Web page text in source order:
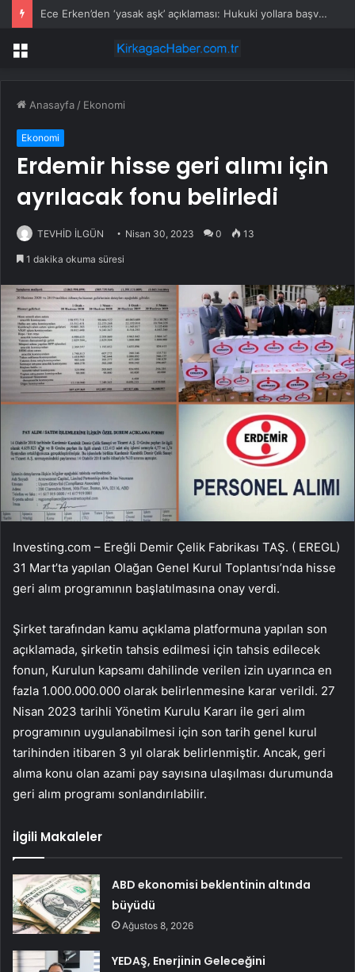
Ece Erken’den ‘yasak aşk’ açıklaması: Hukuki yollara başvuruyor
Menü
Anasayfa / Ekonomi
Ekonomi
Erdemir hisse geri alımı için
ayrılacak fonu belirledi
TEVHİD İLGÜN Nisan 30, 2023 0 13
1 dakika okuma süresi
Investing.com – Ereğli Demir Çelik Fabrikası TAŞ. ( EREGL)
31 Mart’ta yapılan Olağan Genel Kurul Toplantısı’nda hisse
geri alım programının başlatılmasına onay verdi.
Şirket tarafından kamu açıklama platformuna yapılan son
açıklamada, şirketin tahsis edilmesi için tahsis edilecek
fonun, Kurulun kapsamı dahilinde verilen izin uyarınca en
fazla 1.000.000.000 olarak belirlenmesine karar verildi. 27
Nisan 2023 tarihli Yönetim Kurulu Kararı ile geri alım
programının uygulanabilmesi için son tarih genel kurul
tarihinden itibaren 3 yıl olarak belirlenmiştir. Ancak, geri
alıma konu olan azami pay sayısına ulaşılması durumunda
geri alım programı sonlandırılabilir.
İlgili Makaleler
ABD ekonomisi beklentinin altında
büyüdü
Ağustos 8, 2026
YEDAŞ, Enerjinin Geleceğini